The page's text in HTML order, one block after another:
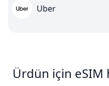
Uber
Ürdün için eSIM